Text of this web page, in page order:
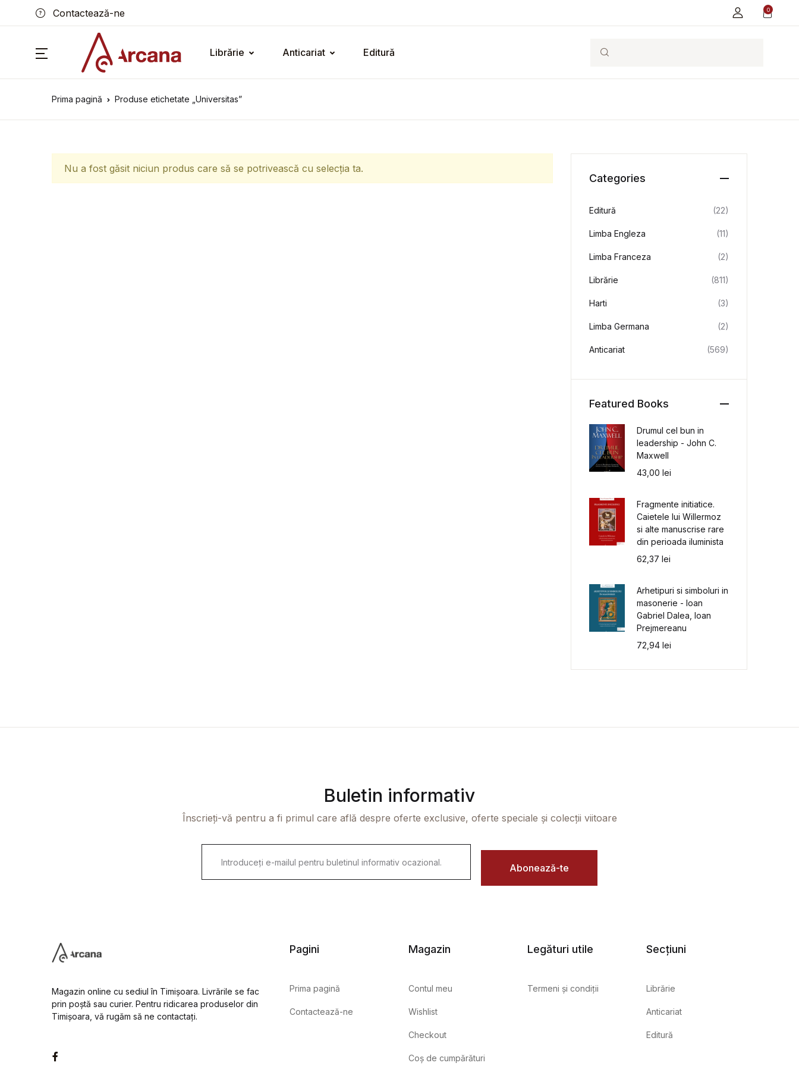
Contactează-ne 0
Librărie Anticariat Editură Search
Prima pagină Produse etichetate „Universitas”
Nu a fost găsit niciun produs care să se potrivească cu selecția ta.
Categories
Editură (22)
Limba Engleza (11)
Limba Franceza (2)
Librărie (811)
Harti (3)
Limba Germana (2)
Anticariat (569)
Featured Books
Drumul cel bun in
leadership - John C.
Maxwell
43,00lei
Fragmente initiatice.
Caietele lui Willermoz
si alte manuscrise rare
din perioada iluminista
62,37lei
Arhetipuri si simboluri in
masonerie - Ioan
Gabriel Dalea, Ioan
Prejmereanu
72,94lei
Buletin informativ
Înscrieți-vă pentru a fi primul care află despre oferte exclusive, oferte speciale și colecții viitoare
i
Abonează-te
Magazin online cu sediul în Timișoara. Livrările se fac
prin poștă sau curier. Pentru ridicarea produselor din
Timișoara, vă rugăm să ne contactați.
Pagini
Prima pagină
Contactează-ne
Magazin
Contul meu
Wishlist
Checkout
Coș de cumpărături
Legături utile
Termeni și condiții
Secțiuni
Librărie
Anticariat
Editură